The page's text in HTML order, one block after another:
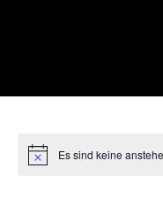
HinweisEs sind keine